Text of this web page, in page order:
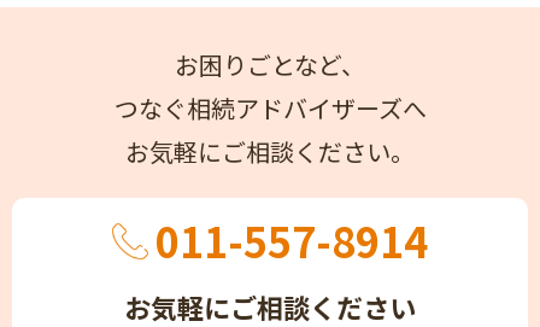
お困りごとなど、
つなぐ相続アドバイザーズへ
お気軽にご相談ください。
011-557-8914
お気軽にご相談ください